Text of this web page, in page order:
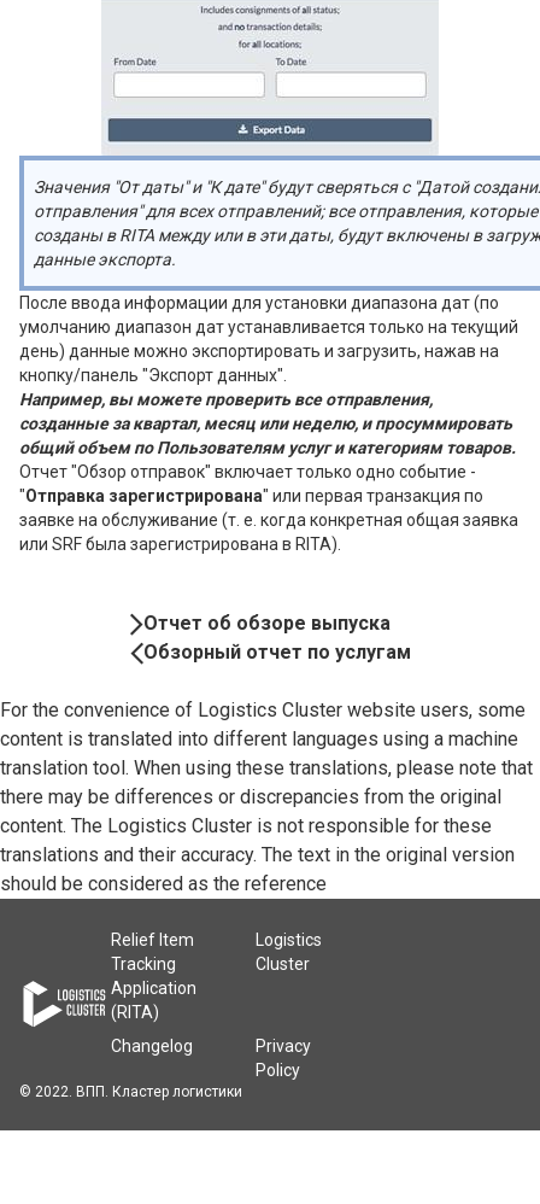
Значения "От даты" и "К дате" будут сверяться с "Датой
отправления" для всех отправлений; все отправления,
созданы в RITA между или в эти даты, будут включены в
данные экспорта.
После ввода информации для установки диапазона дат (по
умолчанию диапазон дат устанавливается только на текущий
день) данные можно экспортировать и загрузить, нажав на
кнопку/панель "Экспорт данных".
Например, вы можете проверить все отправления,
созданные за квартал, месяц или неделю, и просуммировать
общий объем по Пользователям услуг и категориям товаров.
Отчет "Обзор отправок" включает только одно событие -
"Отправка зарегистрирована" или первая транзакция по
заявке на обслуживание (т. е. когда конкретная общая заявка
или SRF была зарегистрирована в RITA).
Book
Navigation
Обзорный отчет по услугам
Отчет об обзоре выпуска
For the convenience of Logistics Cluster website users, some
content is translated into different languages using a machine
translation tool. When using these translations, please note that
there may be differences or discrepancies from the original
content. The Logistics Cluster is not responsible for these
translations and their accuracy. The text in the original version
should be considered as the reference
Relief Item
Tracking
Application
(RITA)
Logistics
Cluster
Changelog
Privacy
Policy
© 2022. ВПП. Кластер логистики